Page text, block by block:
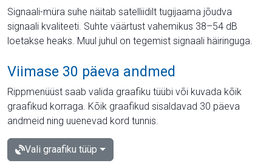
Signaali-müra suhe näitab satelliidilt tugijaama jõudva
signaali kvaliteeti. Suhte väärtust vahemikus 38–54 dB
loetakse heaks. Muul juhul on tegemist signaali häiringuga.
Viimase 30 päeva andmed
Rippmenüüst saab valida graafiku tüübi või kuvada kõik
graafikud korraga. Kõik graafikud sisaldavad 30 päeva
andmeid ning uuenevad kord tunnis.
Vali graafiku tüüp